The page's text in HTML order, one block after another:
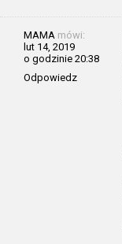
MAMA mówi:
lut 14, 2019
o godzinie 20:38
Odpowiedz